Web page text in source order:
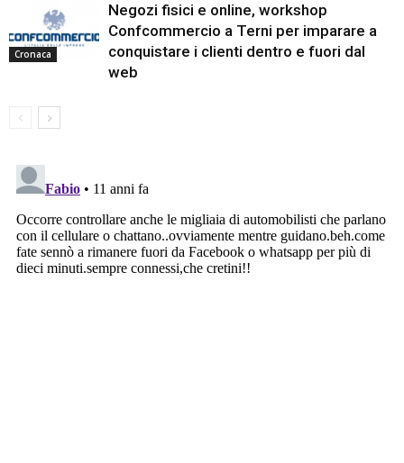
Cronaca
Negozi fisici e online, workshop
Confcommercio a Terni per imparare a
conquistare i clienti dentro e fuori dal
web